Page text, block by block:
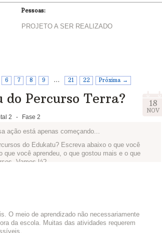
Pessoas:
PROJETO A SER REALIZADO
6 7 8 9 … 21 22 Próxima →
do Percurso Terra?
2 - Fase 2
18
NOV
ação está apenas começando...
do Edukatu? Escreva abaixo o que você
que você aprendeu, o que gostou mais e o que
Vamos lá?
O meio de aprendizado não necessariamente
da escola. Muitas das atividades requerem